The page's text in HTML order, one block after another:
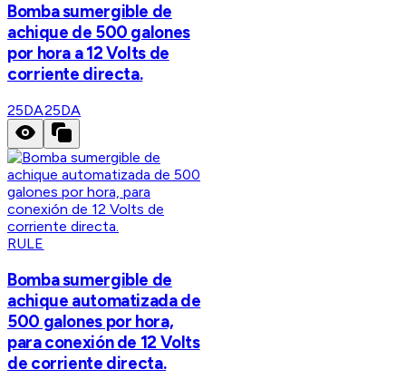
Bomba sumergible de
achique de 500 galones
por hora a 12 Volts de
corriente directa.
25DA25DA
RULE
Bomba sumergible de
achique automatizada de
500 galones por hora,
para conexión de 12 Volts
de corriente directa.